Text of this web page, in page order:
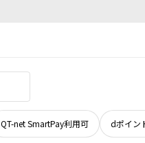
QT-net SmartPay利用可 dポイン